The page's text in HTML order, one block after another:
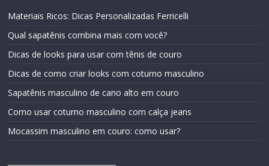
Materiais Ricos: Dicas Personalizadas Ferricelli
Qual sapatênis combina mais com você?
Dicas de looks para usar com tênis de couro
Dicas de como criar looks com coturno masculino
Sapatênis masculino de cano alto em couro
Como usar coturno masculino com calça jeans
Mocassim masculino em couro: como usar?